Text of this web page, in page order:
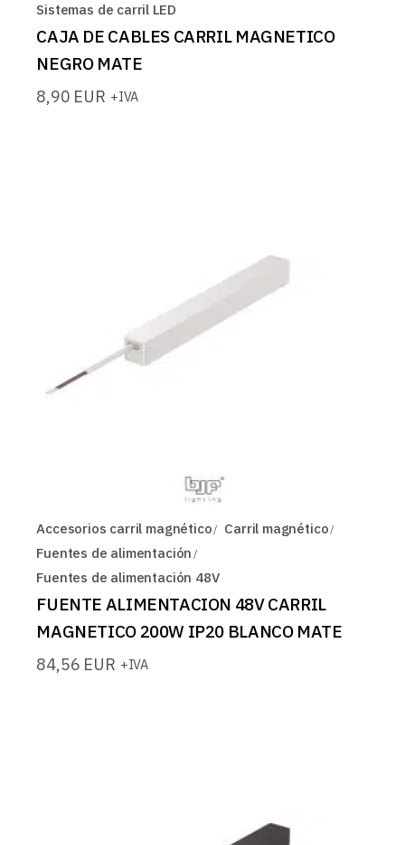
Sistemas de carril LED
CAJA DE CABLES CARRIL MAGNETICO
NEGRO MATE
8,90 EUR +IVA
Accesorios carril magnético
Carril magnético
Fuentes de alimentación
Fuentes de alimentación 48V
FUENTE ALIMENTACION 48V CARRIL
MAGNETICO 200W IP20 BLANCO MATE
84,56 EUR +IVA